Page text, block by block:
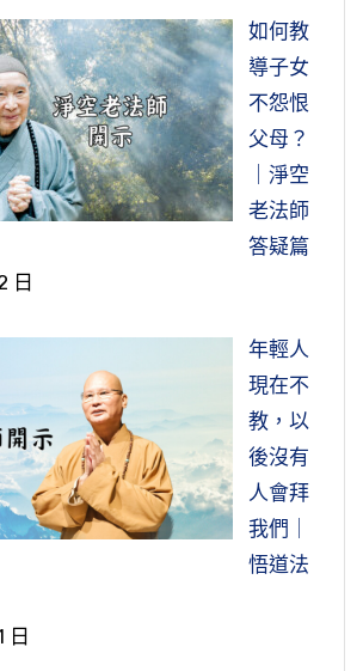
號是功夫，那不是真功夫。
麼？內不動心，外不受誘惑，不
境來影響、來引誘、來迷惑，那
如果內不動心，外不受誘惑，這
聲佛號就能夠往生西方，念一句
什麼？他心地清淨，心淨則土淨，
感應，決定往生。
菩薩念佛圓通章疏鈔菁華（第三
菩薩念佛圓通章疏鈔菁華（第二
齊，念到起煩惱，佛光有注照接
，心沒靜下來，佛光注照的感受
得好，感受磁場特別強，感覺特
。
你身心穩定，這就是佛光注照。魔
果是魔光加持，跟佛光加持不一
以佛光跟魔光的差別就在此地。
菩薩念佛圓通章疏鈔菁華（第二
漸漸就會減少，到最後就沒有
念到妄念減少，念到妄念都沒
段時間，至少要念三、五年，不
，妄念就都沒有了，這樣你就成
知道，妄想雜念是無始劫以來的
一念佛就馬上都沒有了。
菩薩念佛圓通章疏鈔菁華（第二
持久，所以無法達到功夫成片，
時間長，功夫就成就了。
士，他用一個譬喻，我聽了覺得
說我們念佛功夫就是時間下得不
六根，淨念相繼。他舉了一個譬
開水，用瓦斯燒開水，燒到沸
，放在瓦斯上面，火開了，燒到
了再把火關掉，關掉後過一段時
他說這樣燒開水，燒無量劫那壺水
會煮沸，原因是時間接觸得不夠
要到一定的時間水才會煮沸。
們念佛的時間不夠長，就像燒開
就把火關掉，全部冷卻又開火再
們現在念佛的情形大概就像這種情
兩個鐘頭，休息好幾天再念，所
多遍都不能達到一心不亂，就是
古以來在清朝康熙皇帝做了六十
是要死。你再看看我們現實的人
它是永恆的？都是無常的。我們
能住多久？住一百年，一百年後
們在這個世界，你想透了，我們
是我所有的，我有所有權，其實
有權？你死了，那個所有權都變別
，說真的只有使用權，哪一個有
澳洲拿個永久居留，哪一個能夠
在三界六道裡面沒有一個永久居
掛單的，這個就是有為法。
到清淨法身了，那真的叫永久居
那你就在六道裡面生死輪迴，六道
浪，都是暫時居住的。你不會無
要流浪，流浪生死，到處掛單；會
不生不滅，永恆常住，那是真
，有為是假的。所以佛勸我們這
，戒定慧三無漏學，因戒生定，
是個前方便，目的是開智慧，你
若智慧，那麼什麼問題都解決
把煩惱變成菩提了，轉煩惱為菩
手段，目的是開智慧。我們智慧
能不要，你不要，你開智慧就有障
個法門，包括我們修淨土都不例
，佛就不用在《觀無量壽佛經》
三福」，那個三福就不需要講
多餘了嗎？教我們一句佛號念到底
那三福，那麼麻煩幹什麼？說明
念佛雖然講帶業往生，不用斷見
剛經》那一首偈就給我們講得很
有為法，如夢幻泡影，如露亦如
」。你應該做這樣的觀察、觀
會無為舍。
高興的事情，不如意的人事物，一
幻泡影，那是假的，不是真的，
一樁很順我們心的，很高興，歡
那也是假的，不是真的，你也不要
方去觀。
有看到我們討厭的人，我們喜歡
的你就起貪心，看到討厭的你就
殺盜淫妄四重戒非常普遍，五戒十
不殺生，包括沙彌律，第一條都是
想一想，我們自己這一生，過去生
生從生下來到現在，我們有沒有
有吃過肉？我看大概每一個人多多
個戒，不但殺生還殺人。怎麼殺
的，根據聯合國衛生組織的統計，
五萬人墮胎，有五百個婦女因為
年下來就超過一億人，這是在醫
如何教
導子女
不怨恨
父母？
｜淨空
老法師
答疑篇
日
年輕人
現在不
教，以
後沒有
人會拜
我們｜
悟道法
日